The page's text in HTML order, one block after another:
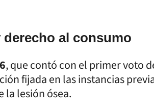
derecho al consumo
, que contó con el primer voto
fijada en las instancias
la lesión ósea.